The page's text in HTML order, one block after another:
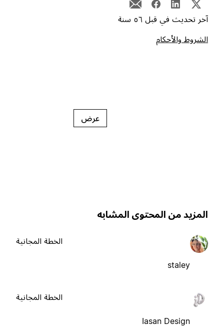
تحديث في قبل ٥٦ سنة
والأحكام
عرض
من المحتوى المشابه
staley
الخطة المجانية
Iasan Design
الخطة المجانية